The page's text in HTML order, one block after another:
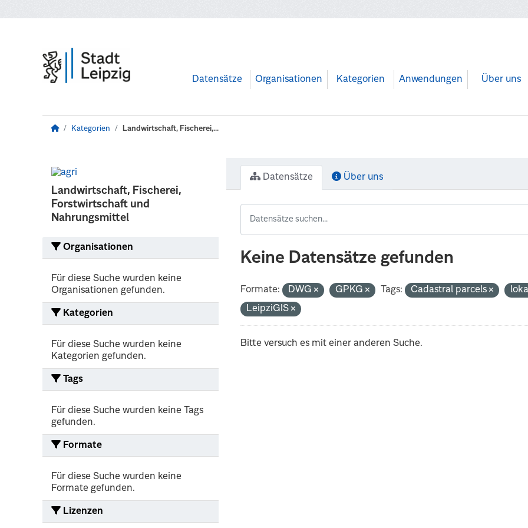
Datensätze Organisationen Kategorien Anwendungen Über uns
Kategorien Landwirtschaft, Fischerei,...
Landwirtschaft, Fischerei,
Forstwirtschaft und
Nahrungsmittel
Organisationen
Für diese Suche wurden keine
Organisationen gefunden.
Kategorien
Für diese Suche wurden keine
Kategorien gefunden.
Tags
Für diese Suche wurden keine Tags
gefunden.
Formate
Für diese Suche wurden keine
Formate gefunden.
Lizenzen
Datensätze Über uns
Keine Datensätze gefunden
Formate: DWG GPKG Tags: Cadastral parcels
LeipziGIS
Bitte versuch es mit einer anderen Suche.